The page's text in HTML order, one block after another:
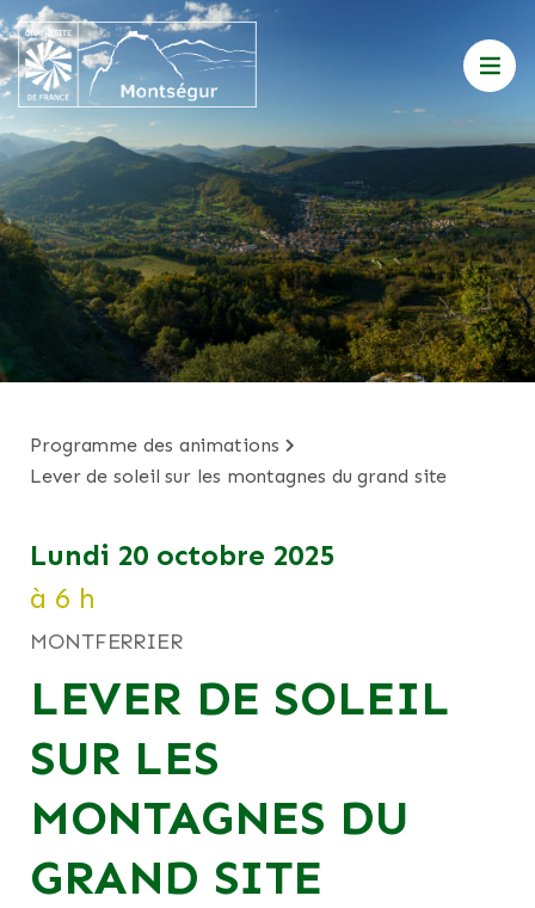
programme des animations
lever de soleil sur les montagnes du grand site
lundi 20 octobre 2025
à 6 h
MONTFERRIER
LEVER DE SOLEIL
SUR LES
MONTAGNES DU
GRAND SITE